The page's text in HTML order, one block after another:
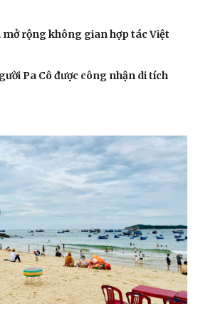
Nghệ sĩ
mở rộng không gian hợp tác Việt
Pa Cô được công nhận di tích